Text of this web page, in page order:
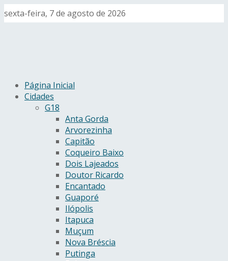
sexta-feira, 7 de agosto de 2026
Página Inicial
Cidades
G18
Anta Gorda
Arvorezinha
Capitão
Coqueiro Baixo
Dois Lajeados
Doutor Ricardo
Encantado
Guaporé
Ilópolis
Itapuca
Muçum
Nova Bréscia
Putinga